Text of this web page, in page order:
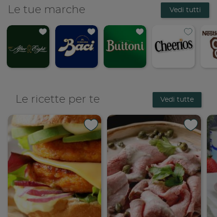
Le tue marche Vedi tutti
Le ricette per te Vedi tutte